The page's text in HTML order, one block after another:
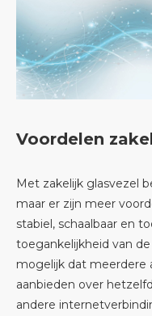
Voordelen
Met zakelijk glasvezel
maar er zijn meer
stabiel, schaalbaar en
toegankelijkheid van
mogelijk dat meerdere
aanbieden over
andere